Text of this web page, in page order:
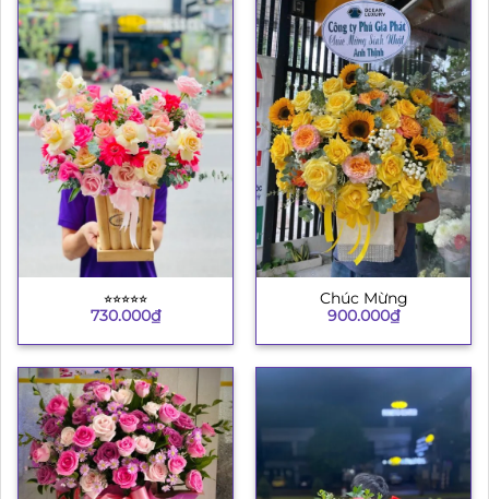
⭐︎⭐︎⭐︎⭐︎⭐︎
730.000₫
Chúc Mừng
900.000₫